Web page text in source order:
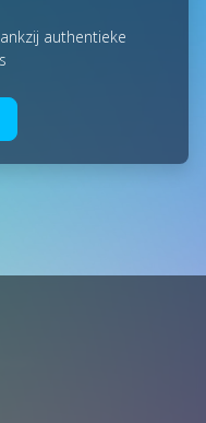
authentieke